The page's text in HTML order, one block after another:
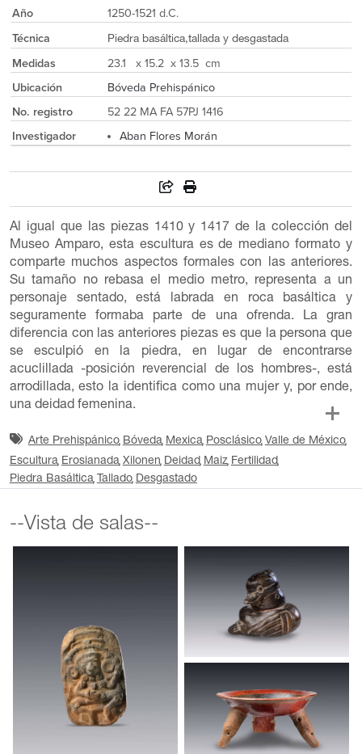
Año
1250-1521 d.C.
Técnica
Piedra basáltica,tallada y desgastada
Medidas
23.1 x 15.2 x 13.5 cm
Ubicación
Bóveda Prehispánico
No. registro
52 22 MA FA 57PJ 1416
Investigador
Aban Flores Morán
Al igual que las piezas 1410 y 1417 de la colección del
Museo Amparo, esta escultura es de mediano formato y
comparte muchos aspectos formales con las anteriores.
Su tamaño no rebasa el medio metro, representa a un
personaje sentado, está labrada en roca basáltica y
seguramente formaba parte de una ofrenda. La gran
diferencia con las anteriores piezas es que la persona que
se esculpió en la piedra, en lugar de encontrarse
acuclillada -posición reverencial de los hombres-, está
arrodillada, esto la identifica como una mujer y, por ende,
una deidad femenina.
Arte Prehispánico Bóveda Mexica Posclásico Valle de México
Escultura Erosianada Xilonen Deidad Maiz Fertilidad
Piedra Basáltica Tallado Desgastado
--Vista de salas--